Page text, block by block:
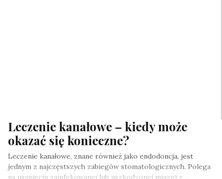
Leczenie kanałowe – kiedy może
okazać się konieczne?
Leczenie kanałowe, znane również jako endodoncja, jest
jednym z najczęstszych zabiegów stomatologicznych. Polega
na usunięciu zainfekowanej lub uszkodzonej miazgi z…